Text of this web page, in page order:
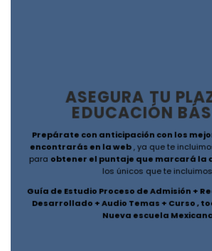
ASEGURA TU
EDUCACIÓN
Prepárate con anticipación con los
encontrarás en la web, ya que te
para obtener el puntaje que marcará la
los únicos que te
Guía de Estudio Proceso de Admisión +
Desarrollado + Audio Temas + Curso ,
Nueva escuela